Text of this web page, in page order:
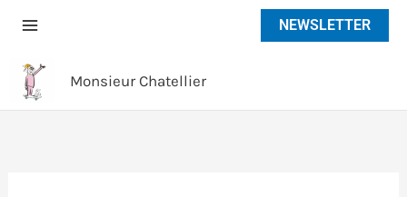
NEWSLETTER
Monsieur Chatellier